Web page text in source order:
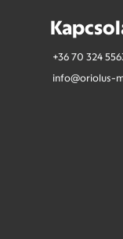
+36 70 324
info@oriolus-